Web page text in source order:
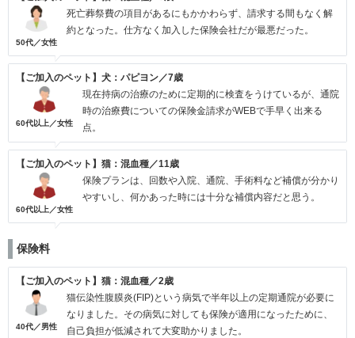
50代／女性
死亡葬祭費の項目があるにもかかわらず、請求する間もなく解
約となった。仕方なく加入した保険会社だが最悪だった。
【ご加入のペット】犬：パピヨン／7歳
60代以上／女性
現在持病の治療のために定期的に検査をうけているが、通院
時の治療費についての保険金請求がWEBで手早く出来る
点。
【ご加入のペット】猫：混血種／11歳
60代以上／女性
保険プランは、回数や入院、通院、手術料など補償が分かり
やすいし、何かあった時には十分な補償内容だと思う。
保険料
【ご加入のペット】猫：混血種／2歳
40代／男性
猫伝染性腹膜炎(FIP)という病気で半年以上の定期通院が必要に
なりました。その病気に対しても保険が適用になったために、
自己負担が低減されて大変助かりました。